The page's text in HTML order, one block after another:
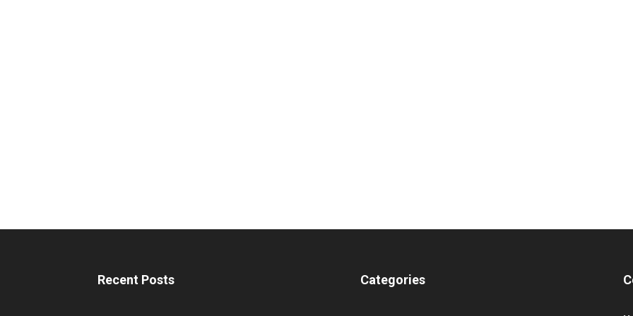
Recent Posts Categories